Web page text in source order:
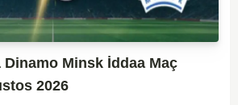
Minsk İddaa Maç
2026